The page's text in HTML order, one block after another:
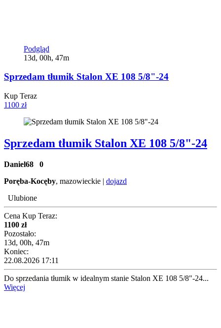
Podgląd
13d, 00h, 47m
Sprzedam tłumik Stalon XE 108 5/8"-24
Kup Teraz
1100 zł
Sprzedam tłumik Stalon XE 108 5/8"-24
Daniel68 0
Poręba-Kocęby, mazowieckie | dojazd
Ulubione
Cena Kup Teraz:
1100 zł
Pozostało:
13d, 00h, 47m
Koniec:
22.08.2026 17:11
Do sprzedania tłumik w idealnym stanie Stalon XE 108 5/8"-24...
Więcej